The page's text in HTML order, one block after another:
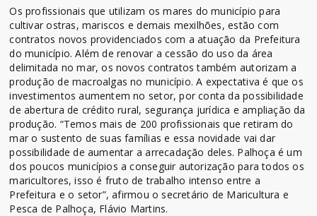
Os profissionais que utilizam os mares do município para
cultivar ostras, mariscos e demais mexilhões, estão com
contratos novos providenciados com a atuação da Prefeitura
do município. Além de renovar a cessão do uso da área
delimitada no mar, os novos contratos também autorizam a
produção de macroalgas no município. A expectativa é que os
investimentos aumentem no setor, por conta da possibilidade
de abertura de crédito rural, segurança jurídica e ampliação da
produção. “Temos mais de 200 profissionais que retiram do
mar o sustento de suas famílias e essa novidade vai dar
possibilidade de aumentar a arrecadação deles. Palhoça é um
dos poucos municípios a conseguir autorização para todos os
maricultores, isso é fruto de trabalho intenso entre a
Prefeitura e o setor”, afirmou o secretário de Maricultura e
Pesca de Palhoça, Flávio Martins.